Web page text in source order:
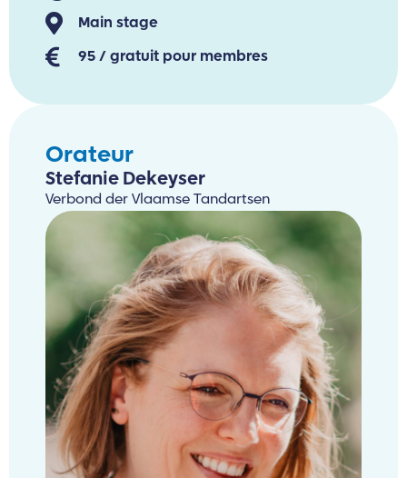
Main stage
95 / gratuit pour membres
Orateur
Stefanie Dekeyser
Verbond der Vlaamse Tandartsen